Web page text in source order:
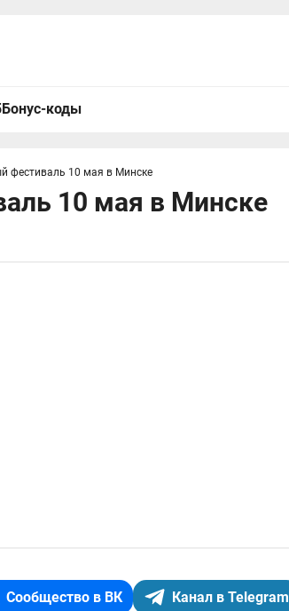
Бонус-коды
фестиваль 10 мая в Минске
10 мая в Минске
Сообщество в ВК Канал в Telegram